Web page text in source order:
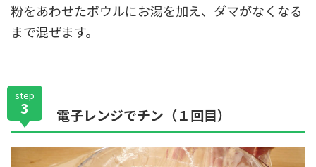
粉をあわせたボウルにお湯を加え、ダマがなくなる
まで混ぜます。
step
3 電子レンジでチン（１回目）